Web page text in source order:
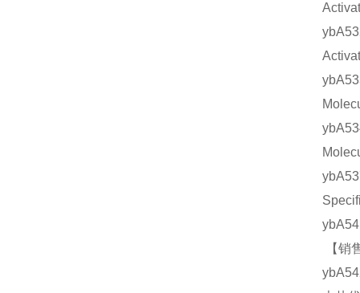
【销